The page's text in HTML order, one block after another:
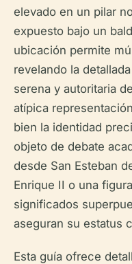
elevado en un pilar
expuesto bajo un
ubicación permite
revelando la
serena y autoritaria
atípica
bien la identidad
objeto de debate
desde San Esteban
Enrique II o una
significados
aseguran su estatus
Esta guía ofrece